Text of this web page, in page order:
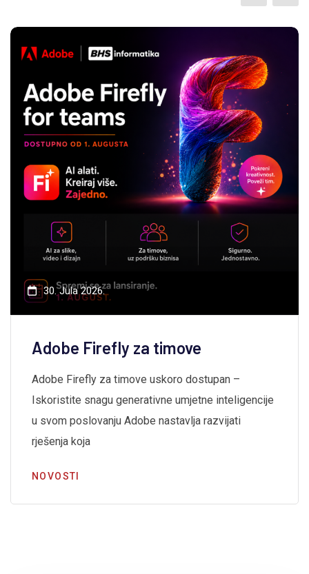
30. Jula 2026.
Adobe Firefly za timove
Adobe Firefly za timove uskoro dostupan –
Iskoristite snagu generativne umjetne inteligencije
u svom poslovanju Adobe nastavlja razvijati
rješenja koja
NOVOSTI